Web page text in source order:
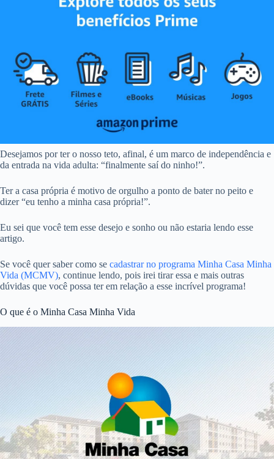
Desejamos por ter o nosso teto, afinal, é um marco de independência e
da entrada na vida adulta: “finalmente saí do ninho!”.
Ter a casa própria é motivo de orgulho a ponto de bater no peito e
dizer “eu tenho a minha casa própria!”.
Eu sei que você tem esse desejo e sonho ou não estaria lendo esse
artigo.
Se você quer saber como se cadastrar no programa Minha Casa Minha
Vida (MCMV), continue lendo, pois irei tirar essa e mais outras
dúvidas que você possa ter em relação a esse incrível programa!
O que é o Minha Casa Minha Vida